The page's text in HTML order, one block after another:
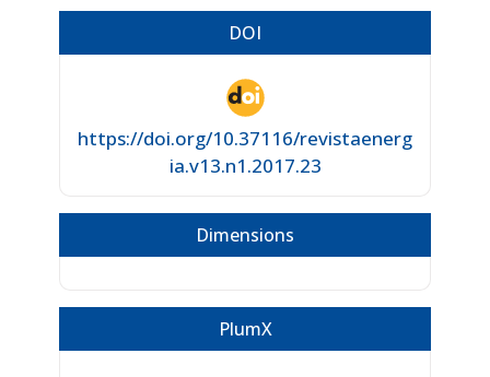
DOI
https://doi.org/10.37116/revistaenerg
ia.v13.n1.2017.23
Dimensions
PlumX